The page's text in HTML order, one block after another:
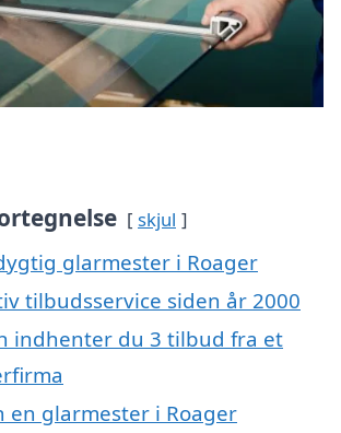
skjul
glarmester i Roager
tilbudsservice siden år 2000
indhenter du 3 tilbud fra et
en glarmester i Roager